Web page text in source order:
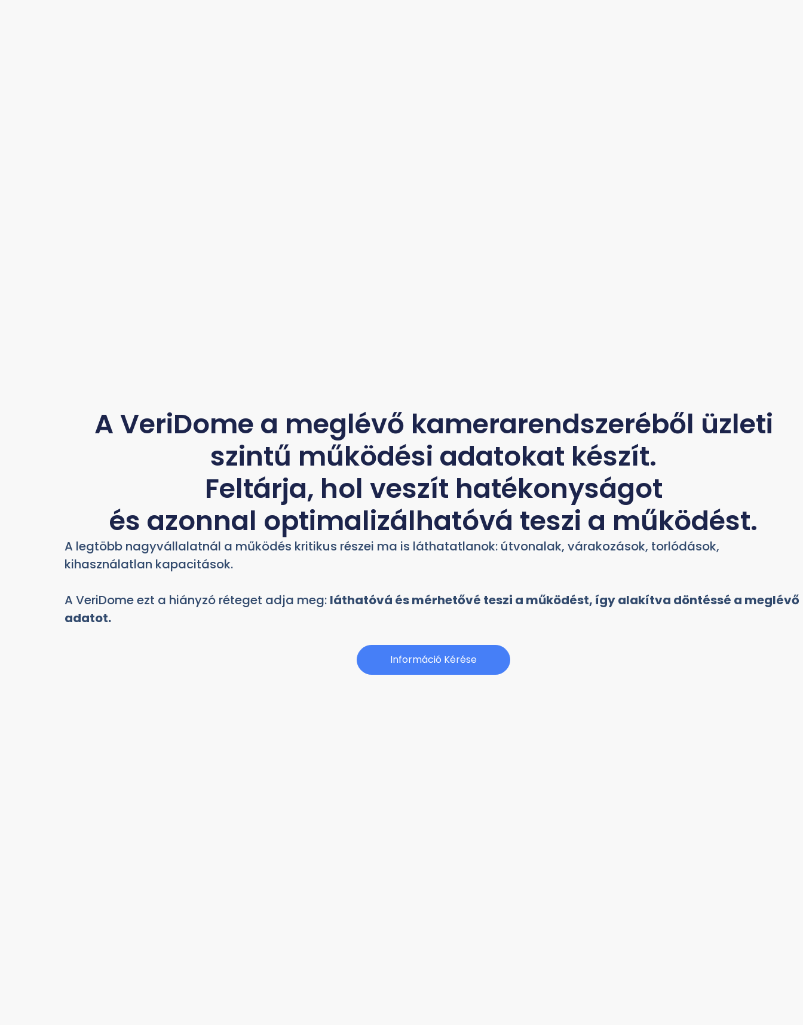
A VeriDome a meglévő kamerarendszeréből üzleti
szintű működési adatokat készít.
Feltárja, hol veszít hatékonyságot
és azonnal optimalizálhatóvá teszi a működést.
A legtöbb nagyvállalatnál a működés kritikus részei ma is láthatatlanok: útvonalak, várakozások, torlódások,
kihasználatlan kapacitások.
A VeriDome ezt a hiányzó réteget adja meg: láthatóvá és mérhetővé teszi a működést, így alakítva döntéssé a meglévő
adatot.
Információ Kérése